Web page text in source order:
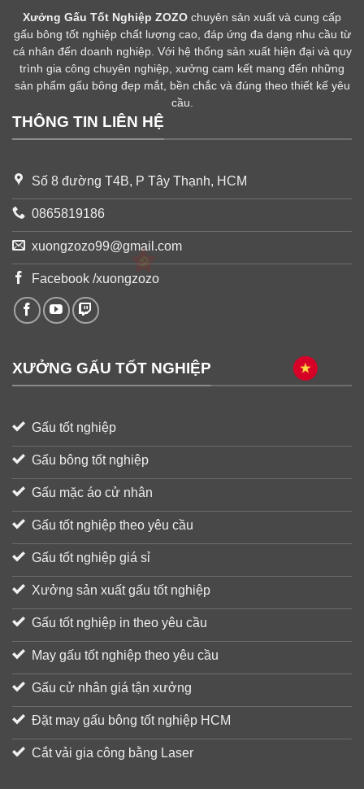
Xưởng Gấu Tốt Nghiệp ZOZO chuyên sản xuất và cung cấp
gấu bông tốt nghiệp chất lượng cao, đáp ứng đa dạng nhu cầu từ
cá nhân đến doanh nghiệp. Với hệ thống sản xuất hiện đại và quy
trình gia công chuyên nghiệp, xưởng cam kết mang đến những
sản phẩm gấu bông đẹp mắt, bền chắc và đúng theo thiết kế yêu
cầu.
THÔNG TIN LIÊN HỆ
Số 8 đường T4B, P Tây Thạnh, HCM
0865819186
xuongzozo99@gmail.com
Facebook /xuongzozo
XƯỞNG GẤU TỐT NGHIỆP
Gấu tốt nghiệp
Gấu bông tốt nghiệp
Gấu mặc áo cử nhân
Gấu tốt nghiệp theo yêu cầu
Gấu tốt nghiệp giá sỉ
Xưởng sản xuất gấu tốt nghiệp
Gấu tốt nghiệp in theo yêu cầu
May gấu tốt nghiệp theo yêu cầu
Gấu cử nhân giá tận xưởng
Đặt may gấu bông tốt nghiệp HCM
Cắt vải gia công bằng Laser